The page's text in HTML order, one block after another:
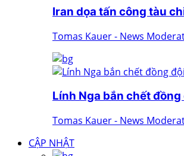
Iran dọa tấn công tàu
Tomas Kauer - News
Lính Nga bắn chết
Tomas Kauer - News
CẬP NHẬT